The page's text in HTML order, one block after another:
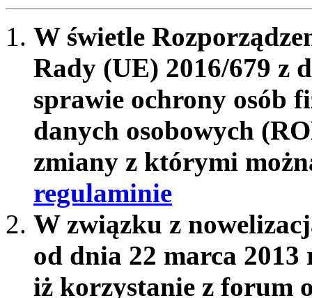
W świetle
Rady (UE) 2016/679 z
sprawie ochrony osób
danych osobowych
zmiany z którymi
regulaminie
W związku z
od dnia 22 marca
iż korzystanie z forum